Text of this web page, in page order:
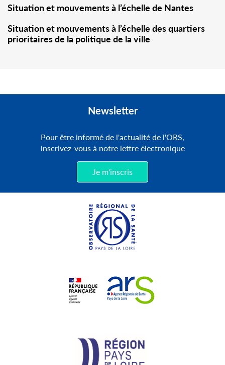
Situation et mouvements à l’échelle de Nantes
Situation et mouvements à l’échelle des quartiers
prioritaires de la politique de la ville
Newsletter
Pour être informé de l'actualité de l'ORS,
inscrivez-vous à notre lettre électronique
Je m'inscris